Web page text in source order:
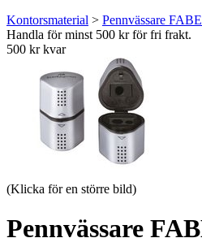
Kontorsmaterial > Pennvässare
Handla för minst 500 kr för fri frakt.
500 kr kvar
(Klicka för en större bild)
Pennvässare